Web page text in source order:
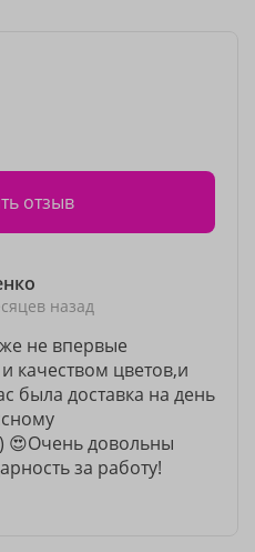
отзыв
назад
не впервые
качеством цветов,и
была доставка на день
😍Очень довольны
за работу!